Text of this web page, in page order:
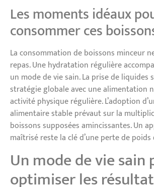
Les moments idéaux
consommer ces
La consommation de boissons minceur
repas. Une hydratation régulière
un mode de vie sain. La prise de liquides
stratégie globale avec une alimentation
activité physique régulière. L’adoption
alimentaire stable prévaut sur la
boissons supposées amincissantes. Un
maîtrisé reste la clé d’une perte de
Un mode de vie sain
optimiser les